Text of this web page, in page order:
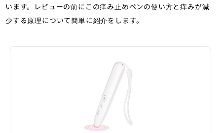
います。レビューの前にこの痒み止めペンの使い方と痒みが減
少する原理について簡単に紹介をします。